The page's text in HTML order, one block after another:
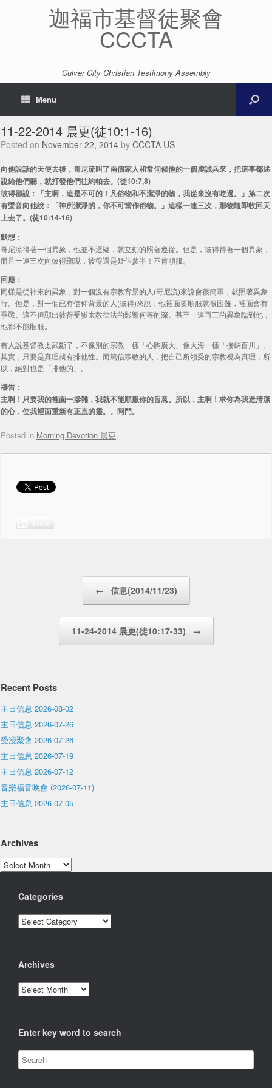
迦福市基督徒聚會
CCCTA
Culver City Christian Testimony Assembly
Menu
11-22-2014 晨更(徒10:1-16)
Posted on November 22, 2014 by CCCTA US
向他說話的天使去後，哥尼流叫了兩個家人和常伺候他的一個虔誠兵來，把這事都述
說給他們聽，就打發他們往約帕去。(徒10:7,8)
彼得卻說：「主啊，這是不可的！凡俗物和不潔淨的物，我從來沒有吃過。」第二次
有聲音向他說：「神所潔淨的，你不可當作俗物。」這樣一連三次，那物隨即收回天
上去了。(徒10:14-16)
默想：
哥尼流得著一個異象，他並不遲疑，就立刻的照著遵從。但是，彼得得著一個異象，
而且一連三次向彼得顯現，彼得還是疑信參半！不肯順服。
回應：
同樣是從神來的異象，對一個沒有宗教背景的人(哥尼流)來說會很簡單，就照著異象
行。但是，對一個已有信仰背景的人(彼得)來說，他裡面要順服就很困難，裡面會有
爭戰。這不但顯出彼得受猶太教律法的影響何等的深。甚至一連再三的異象臨到他，
他都不能順服。
有人說基督教太武斷了，不像別的宗教一樣「心胸廣大」像大海一樣「接納百川」。
其實，只要是真理就有排他性。而篤信宗教的人，把自己所領受的宗教視為真理，所
以，絕對也是「排他的」。
禱告：
主啊！只要我的裡面一摻雜，我就不能順服你的旨意。所以，主啊！求你為我造清潔
的心，使我裡面重新有正直的靈。。阿門。
Posted in Morning Devotion 晨更.
← 信息(2014/11/23)
11-24-2014 晨更(徒10:17-33) →
Recent Posts
主日信息 2026-08-02
主日信息 2026-07-26
受浸聚會 2026-07-26
主日信息 2026-07-19
主日信息 2026-07-12
音樂福音晚會 (2026-07-11)
主日信息 2026-07-05
Archives
Archives
Categories
Categories
Archives
Archives
Enter key word to search